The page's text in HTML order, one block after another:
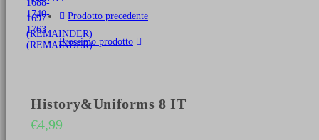
Prodotto precedente
Prossimo prodotto
History&Uniforms 8 IT
€4,99